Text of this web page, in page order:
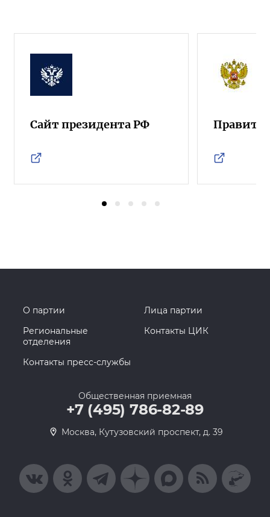
Сайт президента РФ
О партии
Лица партии
Региональные
отделения
Контакты ЦИК
Контакты пресс-службы
Общественная приемная
+7 (495) 786-82-89
Москва, Кутузовский проспект, д. 39